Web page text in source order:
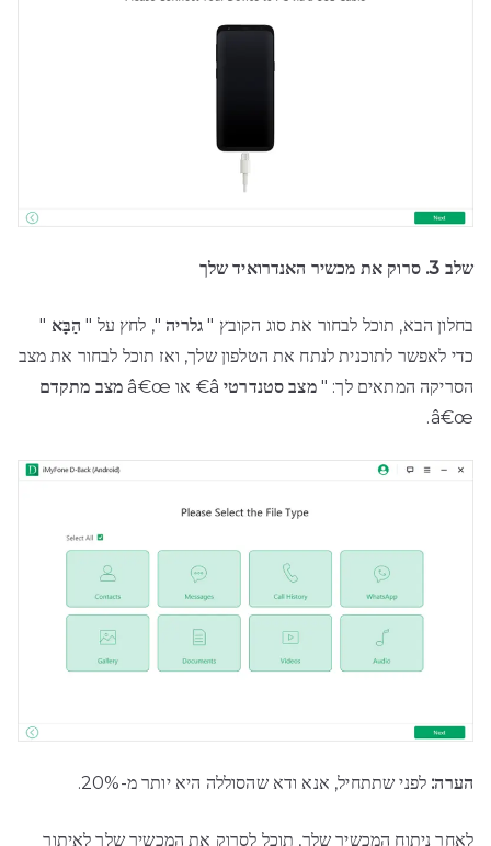
שלב 3. סרוק את מכשיר האנדרואיד שלך
בחלון הבא, תוכל לבחור את סוג הקובץ " גלריה", לחץ על " הַבָּא "
כדי לאפשר לתוכנית לנתח את הטלפון שלך, ואז תוכל לבחור את מצב
הסריקה המתאים לך: "מצב סטנדרטיâ€ או â€œ
מצב מתקדם
â€œ.
הערה: לפני שתתחיל, אנא ודא שהסוללה היא יותר מ-20%.
לאחר ניתוח המכשיר שלך, תוכל לסרוק את המכשיר שלך לאיתור